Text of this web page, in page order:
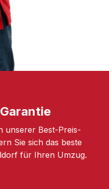
unserer Best-Preis-
Sie sich das beste
für Ihren Umzug.